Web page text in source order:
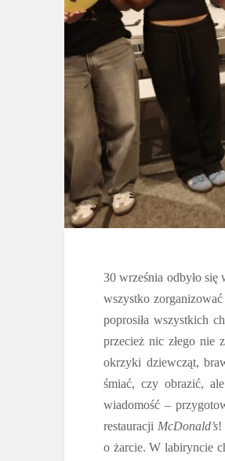
30 września odbyło
wszystko
poprosiła wszystkich
przecież nic złego nie
okrzyki dziewcząt,
śmiać, czy obrazić,
wiadomość –
restauracji McDonald’s!
o żarcie. W labiryncie